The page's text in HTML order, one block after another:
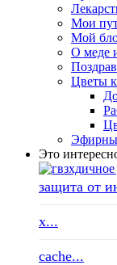
Мои
Мой
О меде
Цветы
Это
защита от
x...
cache...